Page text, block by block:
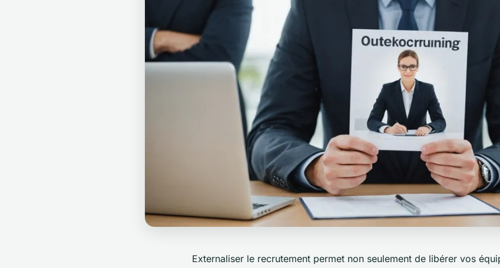
Externaliser le recrutement permet non seulement de libérer vos